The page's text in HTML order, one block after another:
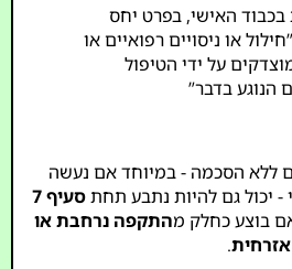
בכבוד האישי, בפרט יחס
או ניסויים רפואיים או
על ידי הטיפול
הנוגע בדבר”
ללא הסכמה - במיוחד אם נעשה
- יכול גם להיות נתבע תחת
סעיף 7
בוצע כחלק מהתקפה נרחבת או
.